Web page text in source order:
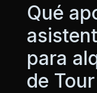
Qué
para
de